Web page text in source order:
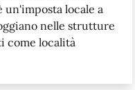
un'imposta locale a
nelle strutture
come località